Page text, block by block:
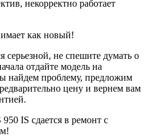
некорректно работает
как новый!
серьезной, не спешите думать о
отдайте модель на
найдем проблему, предложим
цену и вернем вам
IS сдается в ремонт с